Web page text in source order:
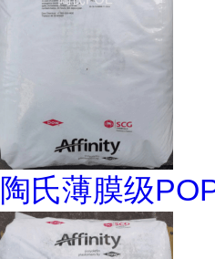
陶氏薄膜级